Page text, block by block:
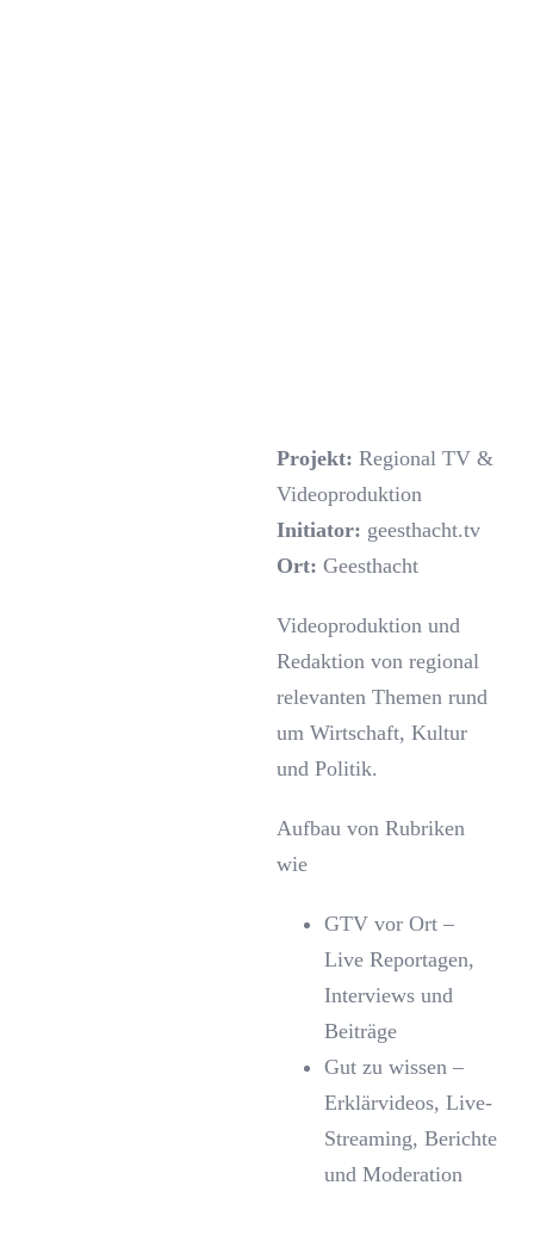
Projekt: Regional TV &
Videoproduktion
Initiator: geesthacht.tv
Ort: Geesthacht
Videoproduktion und
Redaktion von regional
relevanten Themen rund
um Wirtschaft, Kultur
und Politik.
Aufbau von Rubriken
wie
GTV vor Ort –
Live Reportagen,
Interviews und
Beiträge
Gut zu wissen –
Erklärvideos, Live-
Streaming, Berichte
und Moderation